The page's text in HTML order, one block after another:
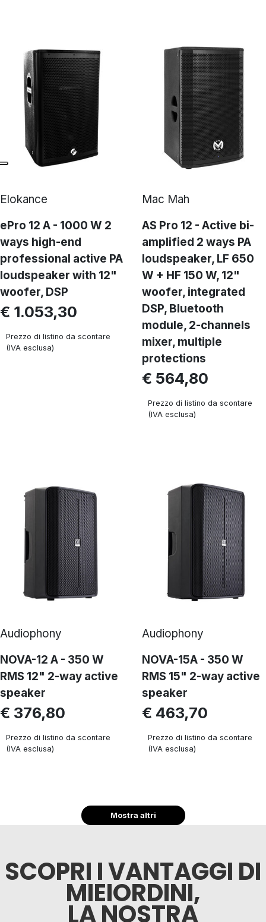
Elokance
ePro 12 A - 1000 W 2
ways high-end
professional active PA
loudspeaker with 12"
woofer, DSP
€ 1.053,30
Prezzo di listino da scontare
(IVA esclusa)
Mac Mah
AS Pro 12 - Active bi-
amplified 2 ways PA
loudspeaker, LF 650
W + HF 150 W, 12"
woofer, integrated
DSP, Bluetooth
module, 2-channels
mixer, multiple
protections
€ 564,80
Prezzo di listino da scontare
(IVA esclusa)
Audiophony
NOVA-12 A - 350 W
RMS 12" 2-way active
speaker
€ 376,80
Prezzo di listino da scontare
(IVA esclusa)
Audiophony
NOVA-15A - 350 W
RMS 15" 2-way active
speaker
€ 463,70
Prezzo di listino da scontare
(IVA esclusa)
Mostra altri
SCOPRI I VANTAGGI DI
MIEIORDINI,
LA NOSTRA